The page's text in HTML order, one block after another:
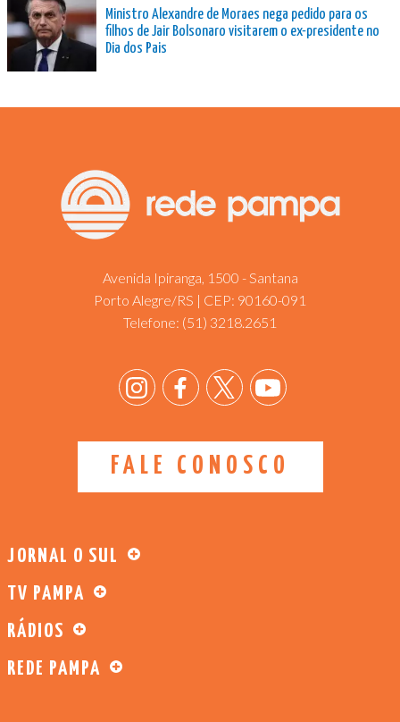
Ministro Alexandre de Moraes nega pedido para os
filhos de Jair Bolsonaro visitarem o ex-presidente no
Dia dos Pais
Avenida Ipiranga, 1500 - Santana
Porto Alegre/RS | CEP: 90160-091
Telefone: (51) 3218.2651
FALE CONOSCO
JORNAL O SUL
TV PAMPA
RÁDIOS
REDE PAMPA